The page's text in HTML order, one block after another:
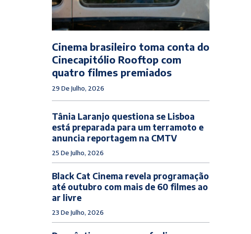
Cinema brasileiro toma conta do
Cinecapitólio Rooftop com
quatro filmes premiados
29 De Julho, 2026
Tânia Laranjo questiona se Lisboa
está preparada para um terramoto e
anuncia reportagem na CMTV
25 De Julho, 2026
Black Cat Cinema revela programação
até outubro com mais de 60 filmes ao
ar livre
23 De Julho, 2026